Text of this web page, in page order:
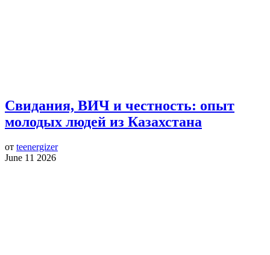
Свидания, ВИЧ и честность: опыт
молодых людей из Казахстана
от teenergizer
June 11 2026